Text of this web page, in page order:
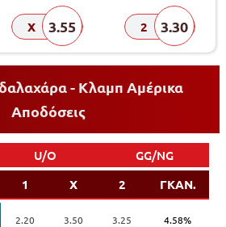
X 3.55 2 3.30
- Κλαμπ Αμέρικα
Αποδόσεις
U/O
GG/NG
1 X 2 ΓΚΑΝ.
2.20 3.50 3.25 4.58%